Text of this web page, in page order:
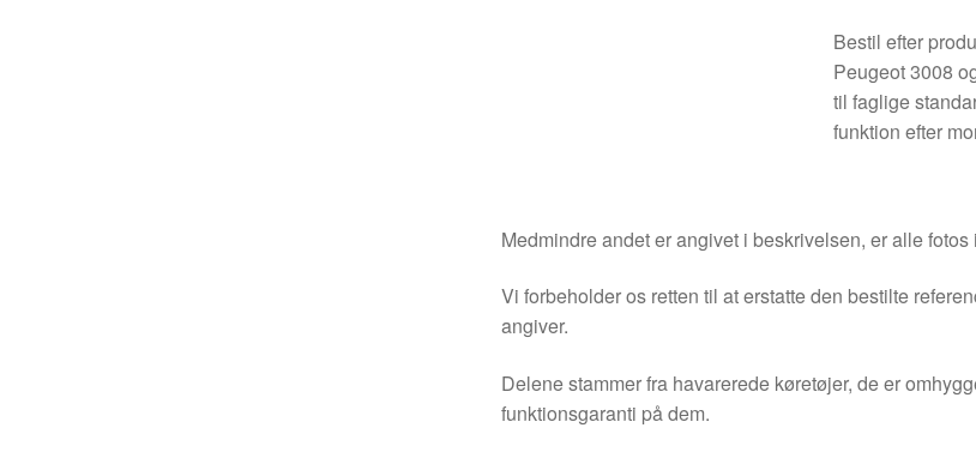
Bestil efter
Peugeot 3008
til faglige
funktion efter
Medmindre andet er angivet i beskrivelsen, er alle fotos
Vi forbeholder os retten til at erstatte den bestilte
angiver.
Delene stammer fra havarerede køretøjer, de er
funktionsgaranti på dem.